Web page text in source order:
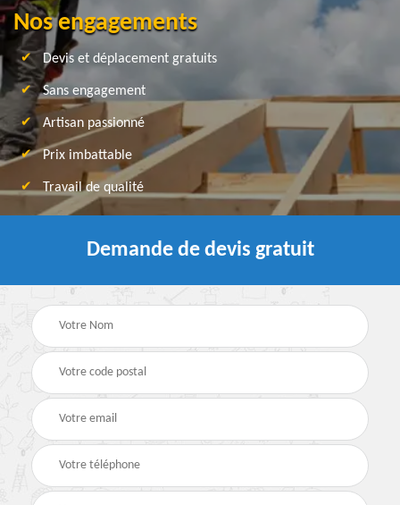
Nos engagements
Devis et déplacement gratuits
Sans engagement
Artisan passionné
Prix imbattable
Travail de qualité
Demande de devis gratuit